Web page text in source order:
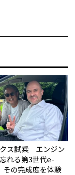
ス試乗 エンジン
れる第3世代e-
その完成度を体験